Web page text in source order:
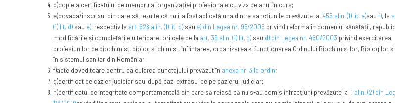
d)copie a certificatului de membru al organizației profesionale cu viza pe anul în curs;
e)dovada/înscrisul din care să rezulte că nu i-a fost aplicată una dintre sancțiunile prevăzute la 455 alin. (1) lit. e)sau f), la
(1) lit. d)sau e),respectiv la art. 628 alin. (1) lit. d)sau e) din Legea nr. 95/2006 privind reforma în domeniul sănătății,
modificările și completările ulterioare, ori cele de la art. 39 alin. (1) lit. c)sau d) din Legea nr. 460/2003 privind exercitarea
profesiunilor de biochimist, biolog și chimist, înființarea, organizarea și funcționarea Ordinului Biochimiștilor, Biologilor
în sistemul sanitar din România;
f)acte doveditoare pentru calcularea punctajului prevăzut în anexa nr. 3 la ordin;
g)certificat de cazier judiciar sau, după caz, extrasul de pe cazierul judiciar;
h)certificatul de integritate comportamentală din care să reiasă că nu s-au comis infracțiuni prevăzute la 1 alin. (2) din